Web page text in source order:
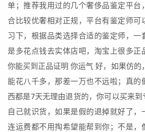
单；推荐我用过的几个奢侈品鉴定平台
合比较优奢相对正规，平台有鉴定师可
习下，根据品类选择合适的鉴定师，一
是多花点钱去实体店吧，淘宝上很多正
你能买到正品证明 你运气 好，如果仿的
能花八千多，那差一万也不远啦；真的
西都是7天无理由退货的，你可以买来
自己就识货，如果是假的退掉就好了，
连运费都不用掏希望能帮到你；不是，